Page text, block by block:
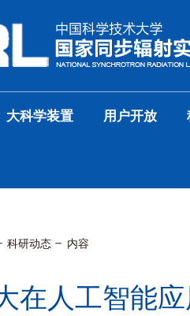
大科学装置 用户开放
科研动态 内容
在人工智能